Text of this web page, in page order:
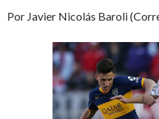
Por Javier Nicolás Baroli